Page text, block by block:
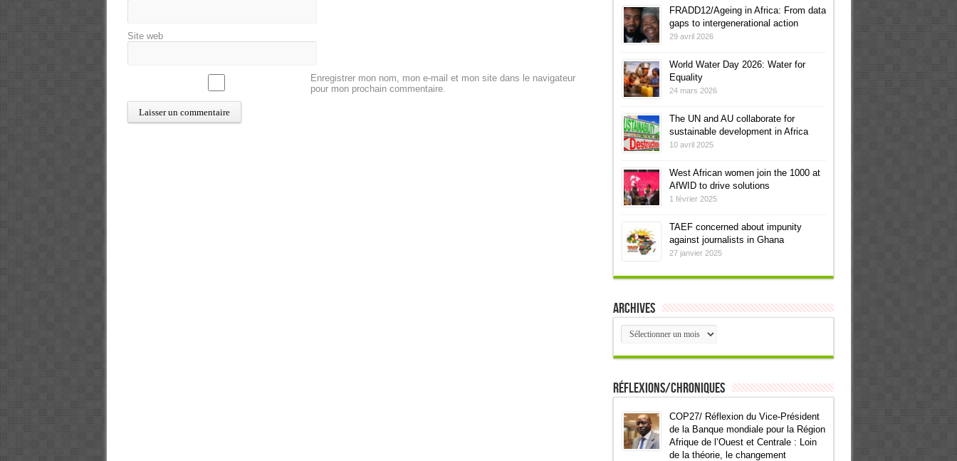
Site web
Enregistrer mon nom, mon e-mail et mon site dans le navigateur
pour mon prochain commentaire.
FRADD12/Ageing in Africa: From data
gaps to intergenerational action
29 avril 2026
World Water Day 2026: Water for
Equality
24 mars 2026
The UN and AU collaborate for
sustainable development in Africa
10 avril 2025
West African women join the 1000 at
AfWID to drive solutions
1 février 2025
TAEF concerned about impunity
against journalists in Ghana
27 janvier 2025
Archives
Archives
Réflexions/Chroniques
COP27/ Réflexion du Vice-Président
de la Banque mondiale pour la Région
Afrique de l’Ouest et Centrale : Loin
de la théorie, le changement